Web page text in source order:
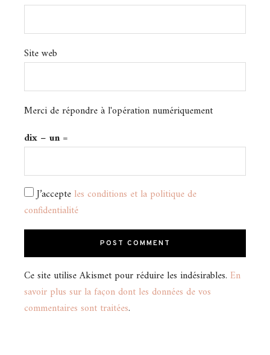
Site web
Merci de répondre à l'opération numériquement
dix − un =
J’accepte les conditions et la politique de
confidentialité
Ce site utilise Akismet pour réduire les indésirables. En
savoir plus sur la façon dont les données de vos
commentaires sont traitées.